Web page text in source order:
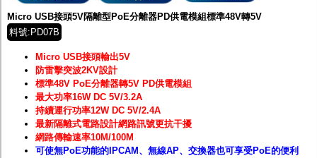
Micro USB接頭5V隔離型PoE分離器PD供電模組標準48V轉5V
料號:PD07B
Micro USB接頭輸出5V
防雷擊突波2KV設計
標準48V PoE分離器轉5V PD供電模組
最大功率16W DC 5V/3.2A
持續運行功率12W DC 5V/2.4A
最新隔離式電路設計網路訊號更抗干擾
網路傳輸速率10M/100M
可使無PoE功能的IPCAM、無線AP、交換器也可享受PoE的便利